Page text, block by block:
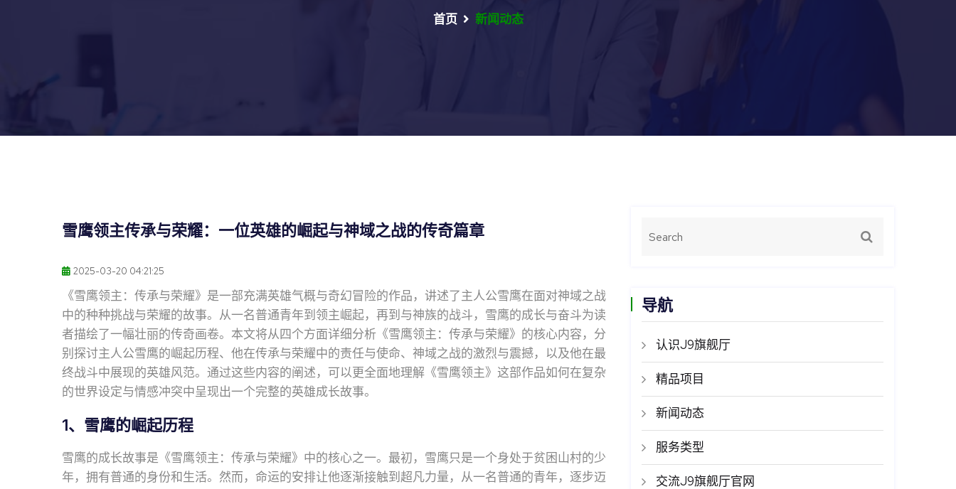
首页 新闻动态
雪鹰领主传承与荣耀：一位英雄的崛起与神域之战的传奇篇章
2025-03-20 04:21:25
《雪鹰领主：传承与荣耀》是一部充满英雄气概与奇幻冒险的作品，讲述了主人公雪鹰在面对神域之战
中的种种挑战与荣耀的故事。从一名普通青年到领主崛起，再到与神族的战斗，雪鹰的成长与奋斗为读
者描绘了一幅壮丽的传奇画卷。本文将从四个方面详细分析《雪鹰领主：传承与荣耀》的核心内容，分
别探讨主人公雪鹰的崛起历程、他在传承与荣耀中的责任与使命、神域之战的激烈与震撼，以及他在最
终战斗中展现的英雄风范。通过这些内容的阐述，可以更全面地理解《雪鹰领主》这部作品如何在复杂
的世界设定与情感冲突中呈现出一个完整的英雄成长故事。
1、雪鹰的崛起历程
雪鹰的成长故事是《雪鹰领主：传承与荣耀》中的核心之一。最初，雪鹰只是一个身处于贫困山村的少
年，拥有普通的身份和生活。然而，命运的安排让他逐渐接触到超凡力量，从一名普通的青年，逐步迈
导航
认识J9旗舰厅
精品项目
新闻动态
服务类型
交流J9旗舰厅官网